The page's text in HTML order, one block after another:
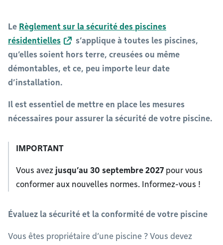
Le Règlement sur la sécurité des piscines
résidentielles
s’applique à toutes les piscines,
qu’elles soient hors terre, creusées ou même
démontables, et ce, peu importe leur date
d’installation.
Il est essentiel de mettre en place les mesures
nécessaires pour assurer la sécurité de votre piscine.
IMPORTANT
Vous avez jusqu’au 30 septembre 2027 pour vous
conformer aux nouvelles normes. Informez-vous !
Évaluez la sécurité et la conformité de votre piscine
Vous êtes propriétaire d’une piscine ? Vous devez